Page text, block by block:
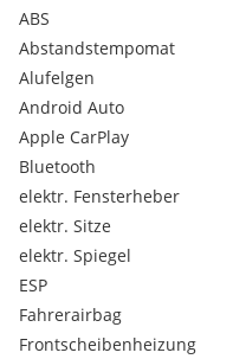
E-Call: Automatischer
Rückbank umklappbar 60/
Winter Paket
Assistiertes Fahren Level 2
Außenspiegelgehäuse
3. Kopfstütze Rückbank
Colour Therapy (LED
Auswahl)
LED Nebelleuchten mit
Höhenverstellbar
Kabellose Smartphone-
Keyless Entry mit
La Prima Badge an der B
ABS
Abstandstempomat
Alufelgen
Android Auto
Apple CarPlay
Bluetooth
elektr. Fensterheber
elektr. Sitze
elektr. Spiegel
ESP
Fahrerairbag
Frontscheibenheizung